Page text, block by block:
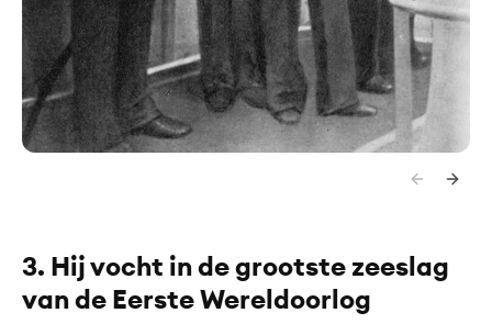
3. Hij vocht in de grootste zeeslag
van de Eerste Wereldoorlog